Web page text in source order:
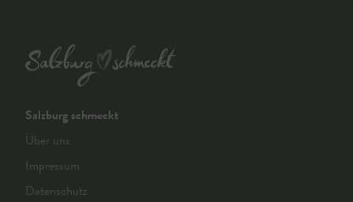
Salzburg schmeckt
Über uns
Impressum
Datenschutz